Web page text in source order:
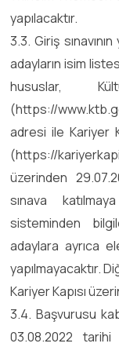
yapılacaktır.
3.3. Giriş
adayların isim
hususlar,
(https://
adresi ile Kariyer
(https://
üzerinden
sınava
sisteminden
adaylara ayrıca
yapılmayacaktır.
Kariyer Kapısı
3.4. Başvurusu
03.08.2022